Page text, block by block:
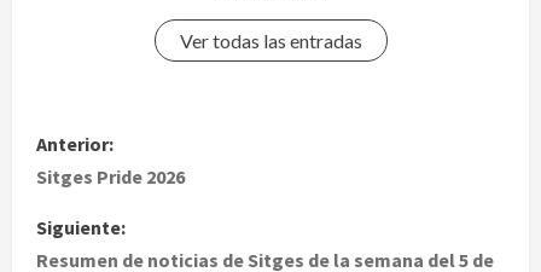
Ver todas las entradas
N
a
v
Anterior:
Sitges Pride 2026
Siguiente:
Resumen de noticias de Sitges de la semana del 5 de